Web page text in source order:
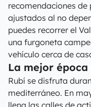
recomendaciones
ajustados al no
puedes recorrer el
una furgoneta
vehículo cerca de
La mejor
Rubí se disfruta
mediterráneo. En
llena las calles de